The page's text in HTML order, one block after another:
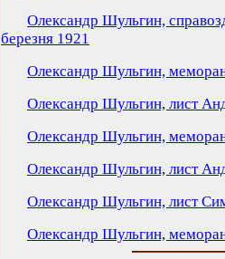
Олександр Шульгин,
березня 1921
Олександр Шульгин,
Олександр Шульгин, лист
Олександр Шульгин,
Олександр Шульгин, лист
Олександр Шульгин, лист
Олександр Шульгин,